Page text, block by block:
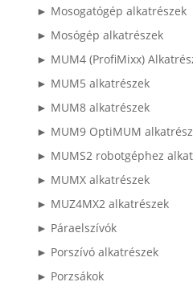
► Mosogatógép alkatrészek
► Mosógép alkatrészek
► MUM4 (ProfiMixx)
► MUM5 alkatrészek
► MUM8 alkatrészek
► MUM9 OptiMUM
► MUMS2 robotgéphez
► MUMX alkatrészek
► MUZ4MX2 alkatrészek
► Páraelszívók
► Porszívó alkatrészek
► Porzsákok